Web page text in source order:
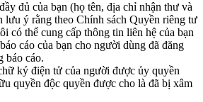
đủ của bạn (họ tên, địa chỉ nhận thư và
lưu ý rằng theo Chính sách Quyền riêng tư
có thể cung cấp thông tin liên hệ của bạn
cáo của bạn cho người dùng đã đăng
báo cáo.
ký điện tử của người được ủy quyền
quyền độc quyền được cho là đã bị xâm